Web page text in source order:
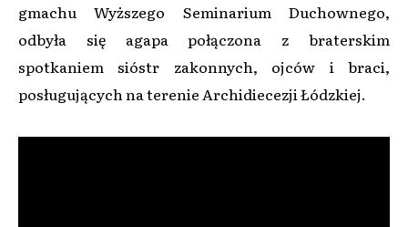
gmachu Wyższego Seminarium Duchownego,
odbyła się agapa połączona z braterskim
spotkaniem sióstr zakonnych, ojców i braci,
posługujących na terenie Archidiecezji Łódzkiej.